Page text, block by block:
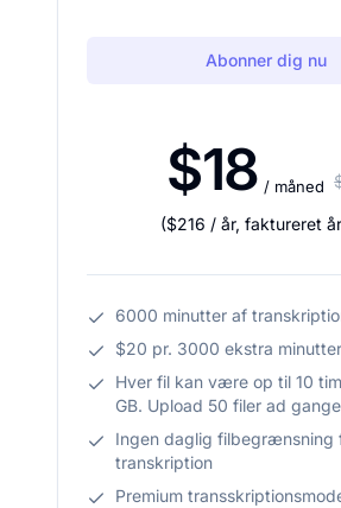
Abonner dig nu
$18 / måned
($216 / år, faktureret
6000 minutter af
$20 pr. 3000 ekstra minutter
Hver fil kan være op til 10
GB. Upload 50 filer ad
Ingen daglig filbegrænsning
transkription
Premium